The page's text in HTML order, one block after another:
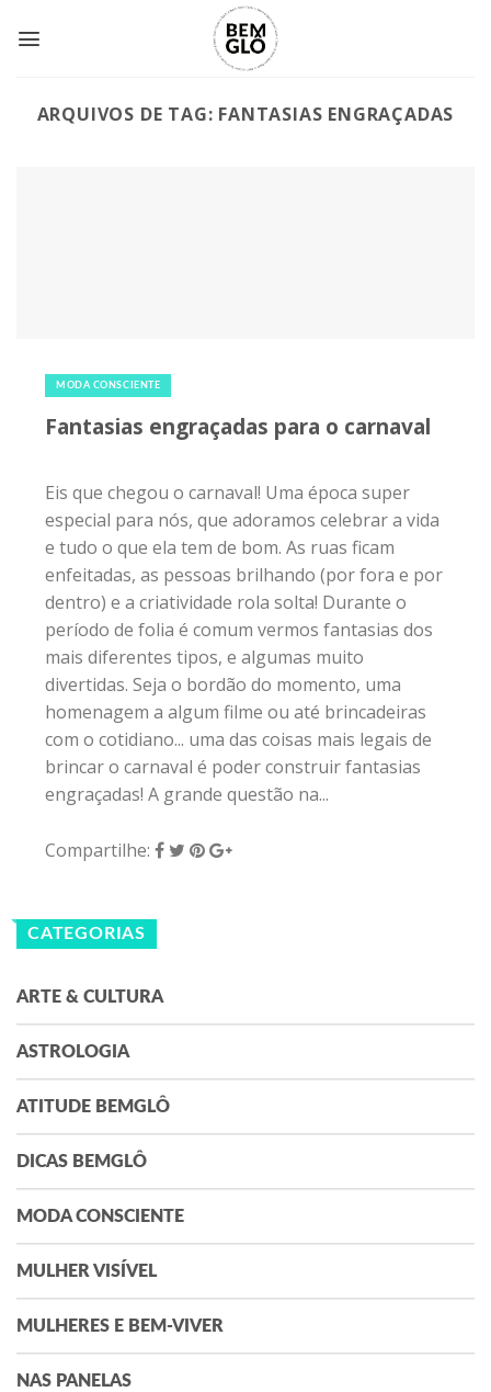
ARQUIVOS DE TAG: FANTASIAS ENGRAÇADAS
MODA CONSCIENTE
Fantasias engraçadas para o carnaval
Eis que chegou o carnaval! Uma época super
especial para nós, que adoramos celebrar a vida
e tudo o que ela tem de bom. As ruas ficam
enfeitadas, as pessoas brilhando (por fora e por
dentro) e a criatividade rola solta! Durante o
período de folia é comum vermos fantasias dos
mais diferentes tipos, e algumas muito
divertidas. Seja o bordão do momento, uma
homenagem a algum filme ou até brincadeiras
com o cotidiano... uma das coisas mais legais de
brincar o carnaval é poder construir fantasias
engraçadas! A grande questão na...
Compartilhe:
CATEGORIAS
ARTE & CULTURA
ASTROLOGIA
ATITUDE BEMGLÔ
DICAS BEMGLÔ
MODA CONSCIENTE
MULHER VISÍVEL
MULHERES E BEM-VIVER
NAS PANELAS